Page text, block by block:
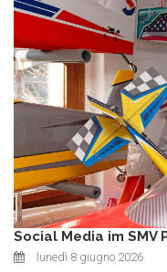
Social Media im
lunedì 8 giugno 2026